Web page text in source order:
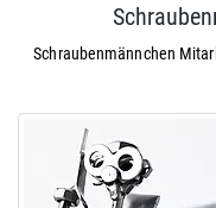
Schraubenmännchen